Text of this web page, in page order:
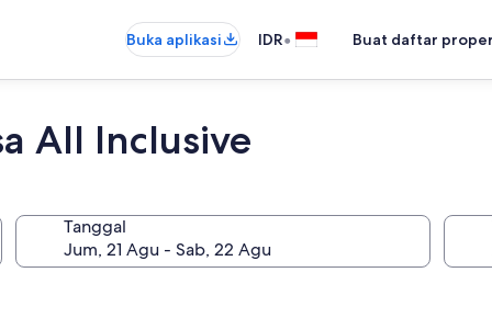
Buka aplikasi IDR• Buat daftar
All Inclusive
Tanggal